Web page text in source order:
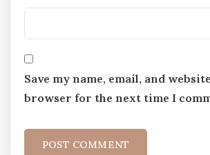
Save my name, email, and
browser for the next time I